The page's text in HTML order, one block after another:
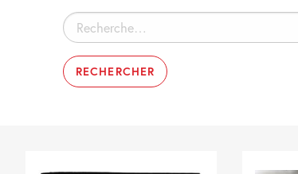
Rechercher :